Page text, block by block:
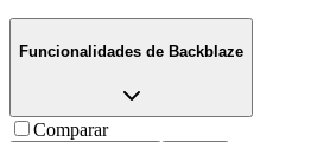
Funcionalidades de Backblaze
Comparar